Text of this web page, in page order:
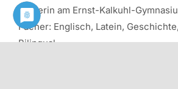
Lehrerin am Ernst-Kalkuhl-
Fächer: Englisch, Latein,
Bilingual